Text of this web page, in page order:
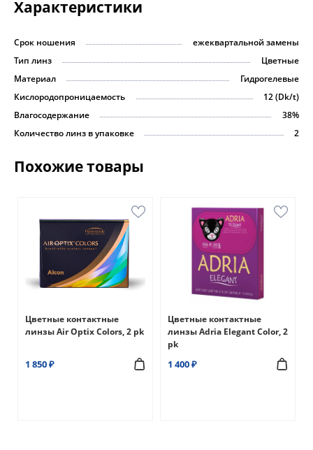
Turquoise, True Sapphire, Amethyst -
уникальность.
Закажите линзы Adria Color 2 tone прямо сейчас и
ощутите комфорт и стиль в каждом взгляде.
Позвольте своим глазам говорить о вас громче,
чем слова!
Характеристики
Срок ношения
ежеквартальной замены
Тип линз
Цветные
Материал
Гидрогелевые
Кислородопроницаемость
12 (Dk/t)
Влагосодержание
38%
Количество линз в упаковке
2
Похожие товары
Цветные контактные
линзы Air Optix Colors, 2 pk
1 850 ₽
Цветные контактные
линзы Adria Elegant Color, 2
pk
1 400 ₽